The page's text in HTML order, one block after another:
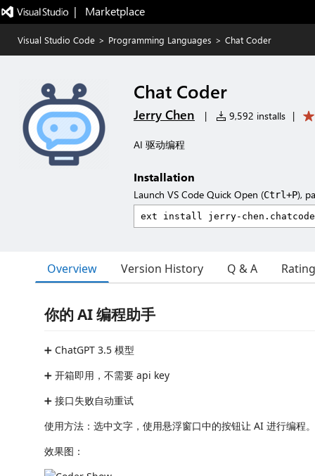
|   Marketplace
Visual Studio Code > Programming Languages > Chat Coder
Chat Coder
Jerry Chen | 9,592 installs |
AI 驱动编程
Installation
Launch VS Code Quick Open (Ctrl+P),
Overview Version History Q & A
你的 AI 编程助手
➕ ChatGPT 3.5 模型
➕ 开箱即用，不需要 api key
➕ 接口失败自动重试
使用方法：选中文字，使用悬浮窗口中的按钮让 AI 进行编程。
效果图：